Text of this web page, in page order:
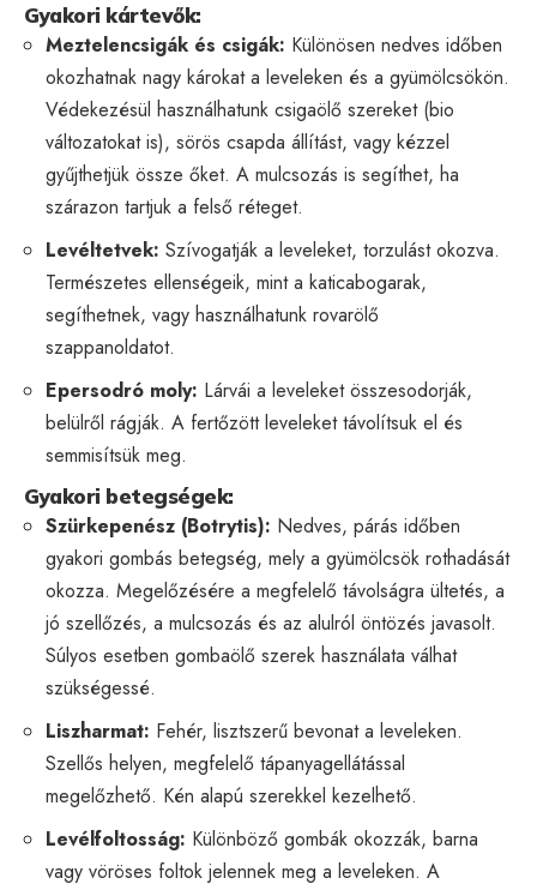
Gyakori kártevők:
Meztelencsigák és csigák: Különösen nedves időben
okozhatnak nagy károkat a leveleken és a gyümölcsökön.
Védekezésül használhatunk csigaölő szereket (bio
változatokat is), sörös csapda állítást, vagy kézzel
gyűjthetjük össze őket. A mulcsozás is segíthet, ha
szárazon tartjuk a felső réteget.
Levéltetvek: Szívogatják a leveleket, torzulást okozva.
Természetes ellenségeik, mint a katicabogarak,
segíthetnek, vagy használhatunk rovarölő
szappanoldatot.
Epersodró moly: Lárvái a leveleket összesodorják,
belülről rágják. A fertőzött leveleket távolítsuk el és
semmisítsük meg.
Gyakori betegségek:
Szürkepenész (Botrytis): Nedves, párás időben
gyakori gombás betegség, mely a gyümölcsök rothadását
okozza. Megelőzésére a megfelelő távolságra ültetés, a
jó szellőzés, a mulcsozás és az alulról öntözés javasolt.
Súlyos esetben gombaölő szerek használata válhat
szükségessé.
Liszharmat: Fehér, lisztszerű bevonat a leveleken.
Szellős helyen, megfelelő tápanyagellátással
megelőzhető. Kén alapú szerekkel kezelhető.
Levélfoltosság: Különböző gombák okozzák, barna
vagy vöröses foltok jelennek meg a leveleken. A